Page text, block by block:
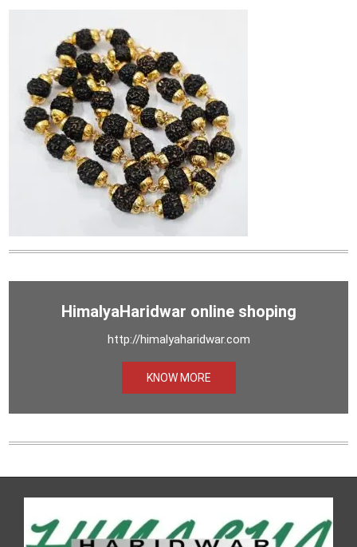
HimalyaHaridwar online shoping
http://himalyaharidwar.com
KNOW MORE